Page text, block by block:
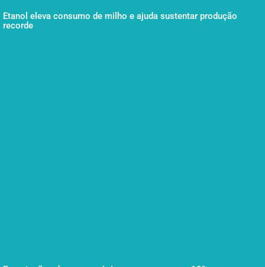
Etanol eleva consumo de milho e ajuda sustentar produção
recorde